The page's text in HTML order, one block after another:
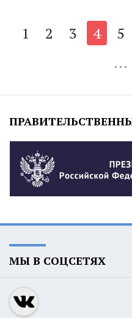
1 2 3 4 5
...
МЫ В СОЦСЕТЯХ